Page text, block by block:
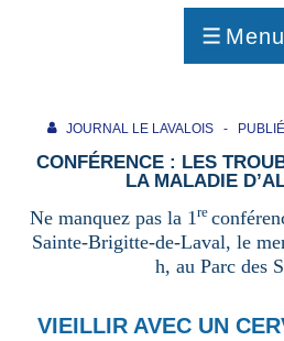
Menu
MENU
JOURNAL LE LAVALOIS
CONFÉRENCE : LES
LA MALADIE
Ne manquez pas la 1 re
Sainte-Brigitte-de-Laval, le
h, au Parc des
VIEILLIR AVEC UN